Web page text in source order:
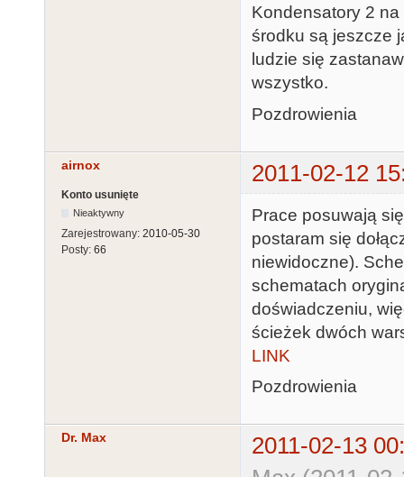
Kondensatory 2
środku są jeszcze
ludzie się
wszystko.
Pozdrowienia
airnox 2011-02-12
Konto usunięte
Nieaktywny
Zarejestrowany: 2010-05-30
Posty: 66
Prace posuwają
postaram się
niewidoczne).
schematach
doświadczeniu,
ścieżek dwóch
LINK
Pozdrowienia
Dr. Max
2011-02-13